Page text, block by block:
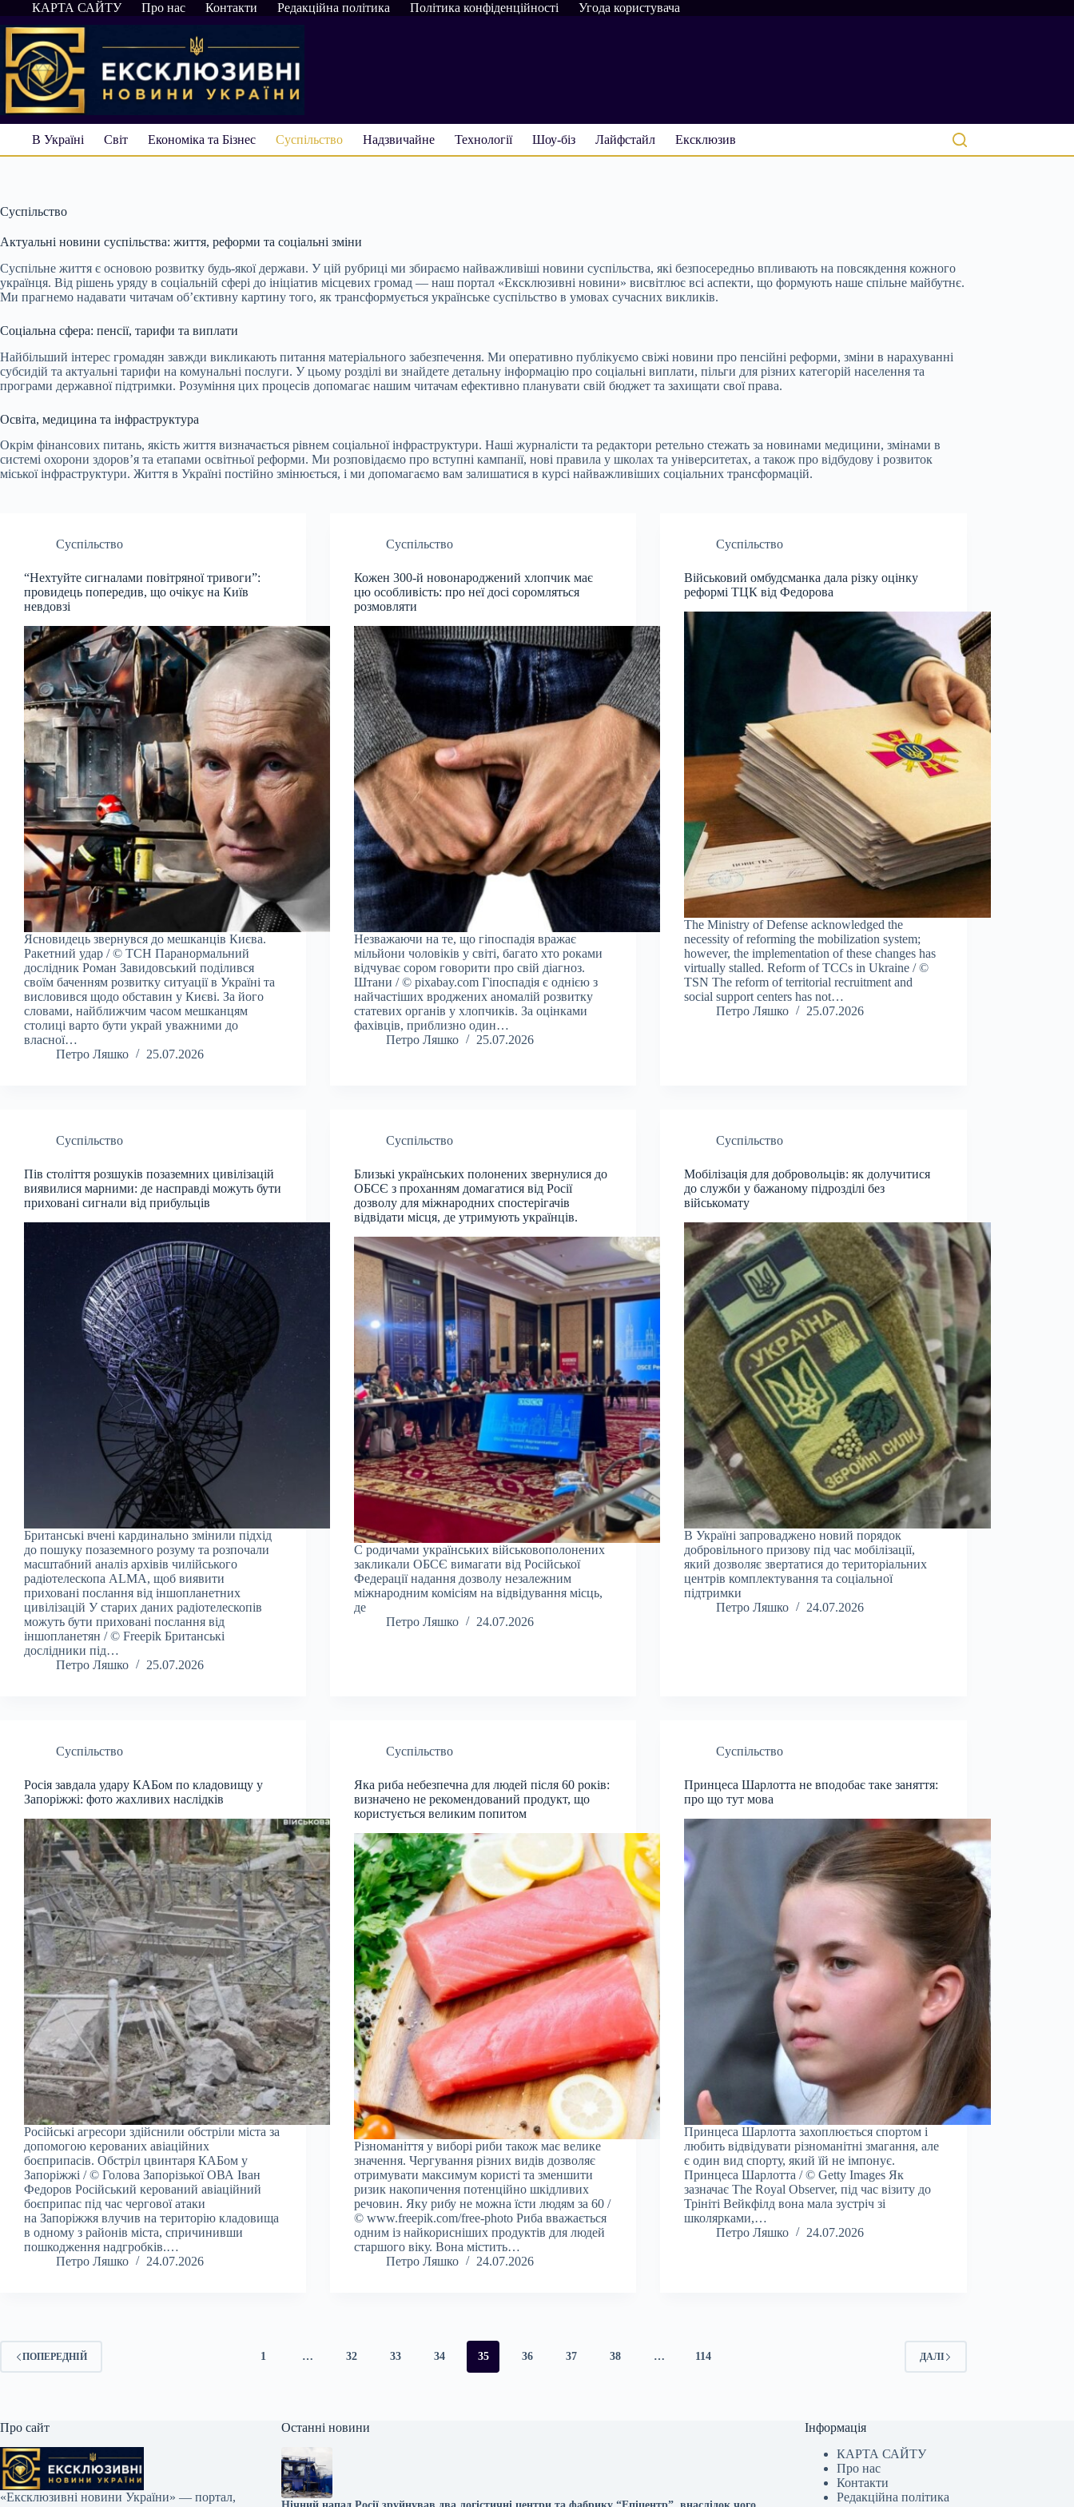
Перейти
до
вмісту
КАРТА САЙТУ Про нас Контакти Редакційна політика Політика конфіденційності Угода користувача
В Україні Світ Економіка та Бізнес Суспільство Надзвичайне Технології Шоу-біз Лайфстайл Ексклюзив
Суспільство
Актуальні новини суспільства: життя, реформи та соціальні зміни
Суспільне життя є основою розвитку будь-якої держави. У цій рубриці ми збираємо найважливіші новини суспільства, які безпосередньо впливають на повсякдення кожного
українця. Від рішень уряду в соціальній сфері до ініціатив місцевих громад — наш портал «Ексклюзивні новини» висвітлює всі аспекти, що формують наше спільне майбутнє.
Ми прагнемо надавати читачам об’єктивну картину того, як трансформується українське суспільство в умовах сучасних викликів.
Соціальна сфера: пенсії, тарифи та виплати
Найбільший інтерес громадян завжди викликають питання матеріального забезпечення. Ми оперативно публікуємо свіжі новини про пенсійні реформи, зміни в нарахуванні
субсидій та актуальні тарифи на комунальні послуги. У цьому розділі ви знайдете детальну інформацію про соціальні виплати, пільги для різних категорій населення та
програми державної підтримки. Розуміння цих процесів допомагає нашим читачам ефективно планувати свій бюджет та захищати свої права.
Освіта, медицина та інфраструктура
Окрім фінансових питань, якість життя визначається рівнем соціальної інфраструктури. Наші журналісти та редактори ретельно стежать за новинами медицини, змінами в
системі охорони здоров’я та етапами освітньої реформи. Ми розповідаємо про вступні кампанії, нові правила у школах та університетах, а також про відбудову і розвиток
міської інфраструктури. Життя в Україні постійно змінюється, і ми допомагаємо вам залишатися в курсі найважливіших соціальних трансформацій.
Суспільство
“Нехтуйте сигналами повітряної тривоги”:
провидець попередив, що очікує на Київ
невдовзі
Ясновидець звернувся до мешканців Києва.
Ракетний удар / © ТСН Паранормальний
дослідник Роман Завидовський поділився
своїм баченням розвитку ситуації в Україні та
висловився щодо обставин у Києві. За його
словами, найближчим часом мешканцям
столиці варто бути украй уважними до
власної…
Петро Ляшко
25.07.2026
Суспільство
Кожен 300-й новонароджений хлопчик має
цю особливість: про неї досі соромляться
розмовляти
Незважаючи на те, що гіпоспадія вражає
мільйони чоловіків у світі, багато хто роками
відчуває сором говорити про свій діагноз.
Штани / © pixabay.com Гіпоспадія є однією з
найчастіших вроджених аномалій розвитку
статевих органів у хлопчиків. За оцінками
фахівців, приблизно один…
Петро Ляшко
25.07.2026
Суспільство
Військовий омбудсманка дала різку оцінку
реформі ТЦК від Федорова
The Ministry of Defense acknowledged the
necessity of reforming the mobilization system;
however, the implementation of these changes has
virtually stalled. Reform of TCCs in Ukraine / ©
TSN The reform of territorial recruitment and
social support centers has not…
Петро Ляшко
25.07.2026
Суспільство
Пів століття розшуків позаземних цивілізацій
виявилися марними: де насправді можуть бути
приховані сигнали від прибульців
Британські вчені кардинально змінили підхід
до пошуку позаземного розуму та розпочали
масштабний аналіз архівів чилійського
радіотелескопа ALMA, щоб виявити
приховані послання від іншопланетних
цивілізацій У старих даних радіотелескопів
можуть бути приховані послання від
іншопланетян / © Freepik Британські
дослідники під…
Петро Ляшко
25.07.2026
Суспільство
Близькі українських полонених звернулися до
ОБСЄ з проханням домагатися від Росії
дозволу для міжнародних спостерігачів
відвідати місця, де утримують українців.
С родичами українських військовополонених
закликали ОБСЄ вимагати від Російської
Федерації надання дозволу незалежним
міжнародним комісіям на відвідування місць,
де
Петро Ляшко
24.07.2026
Суспільство
Мобілізація для добровольців: як долучитися
до служби у бажаному підрозділі без
військомату
В Україні запроваджено новий порядок
добровільного призову під час мобілізації,
який дозволяє звертатися до територіальних
центрів комплектування та соціальної
підтримки
Петро Ляшко
24.07.2026
Суспільство
Росія завдала удару КАБом по кладовищу у
Запоріжжі: фото жахливих наслідків
Російські агресори здійснили обстріли міста за
допомогою керованих авіаційних
боєприпасів. Обстріл цвинтаря КАБом у
Запоріжжі / © Голова Запорізької ОВА Іван
Федоров Російський керований авіаційний
боєприпас під час чергової атаки
на Запоріжжя влучив на територію кладовища
в одному з районів міста, спричинивши
пошкодження надгробків.…
Петро Ляшко
24.07.2026
Суспільство
Яка риба небезпечна для людей після 60 років:
визначено не рекомендований продукт, що
користується великим попитом
Різноманіття у виборі риби також має велике
значення. Чергування різних видів дозволяє
отримувати максимум користі та зменшити
ризик накопичення потенційно шкідливих
речовин. Яку рибу не можна їсти людям за 60 /
© www.freepik.com/free-photo Риба вважається
одним із найкорисніших продуктів для людей
старшого віку. Вона містить…
Петро Ляшко
24.07.2026
Суспільство
Принцеса Шарлотта не вподобає таке заняття:
про що тут мова
Принцеса Шарлотта захоплюється спортом і
любить відвідувати різноманітні змагання, але
є один вид спорту, який їй не імпонує.
Принцеса Шарлотта / © Getty Images Як
зазначає The Royal Observer, під час візиту до
Трініті Вейкфілд вона мала зустріч зі
школярками,…
Петро Ляшко
24.07.2026
ПОПЕРЕДНІЙ 1 … 32 33 34 35 36 37 38 … 114 ДАЛІ
Про сайт
«Ексклюзивні новини України» — портал,
Останні новини
Інформація
КАРТА САЙТУ
Про нас
Контакти
Редакційна політика